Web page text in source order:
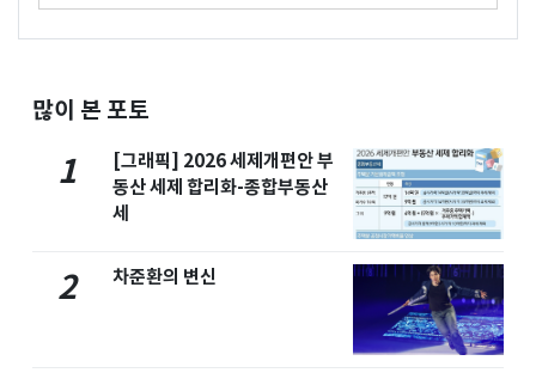
많이 본 포토
1
[그래픽] 2026 세제개편안 부
동산 세제 합리화-종합부동산
세
2 차준환의 변신